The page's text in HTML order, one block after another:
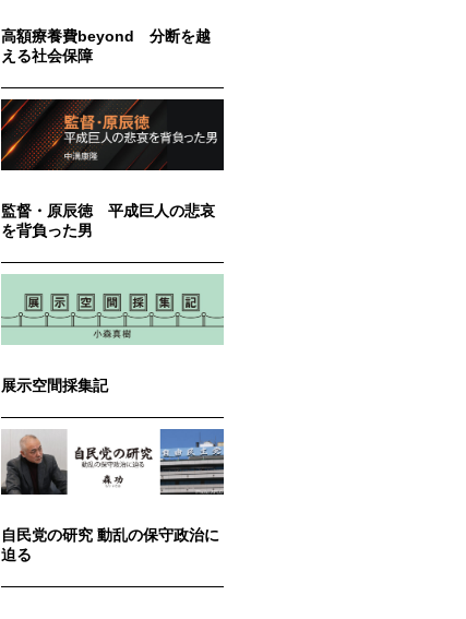
高額療養費beyond 分断を越
える社会保障
監督・原辰徳 平成巨人の悲哀
を背負った男
展示空間採集記
自民党の研究 動乱の保守政治に
迫る